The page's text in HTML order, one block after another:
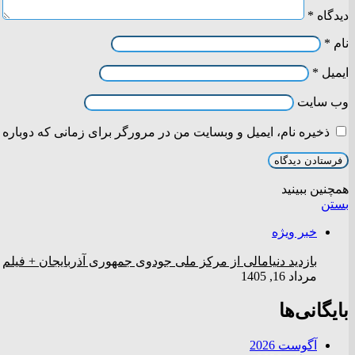
دیدگاه *
نام *
ایمیل *
وب‌ سایت
ذخیره نام، ایمیل و وبسایت من در مرورگر برای زمانی که
همچنین ببینید
بستن
خبر ویژه
بازدید دنیامالی از مرکز ملی جودوی جمهوری آذربایجان + فیلم
مرداد 16, 1405
بایگانی‌ها
آگوست 2026